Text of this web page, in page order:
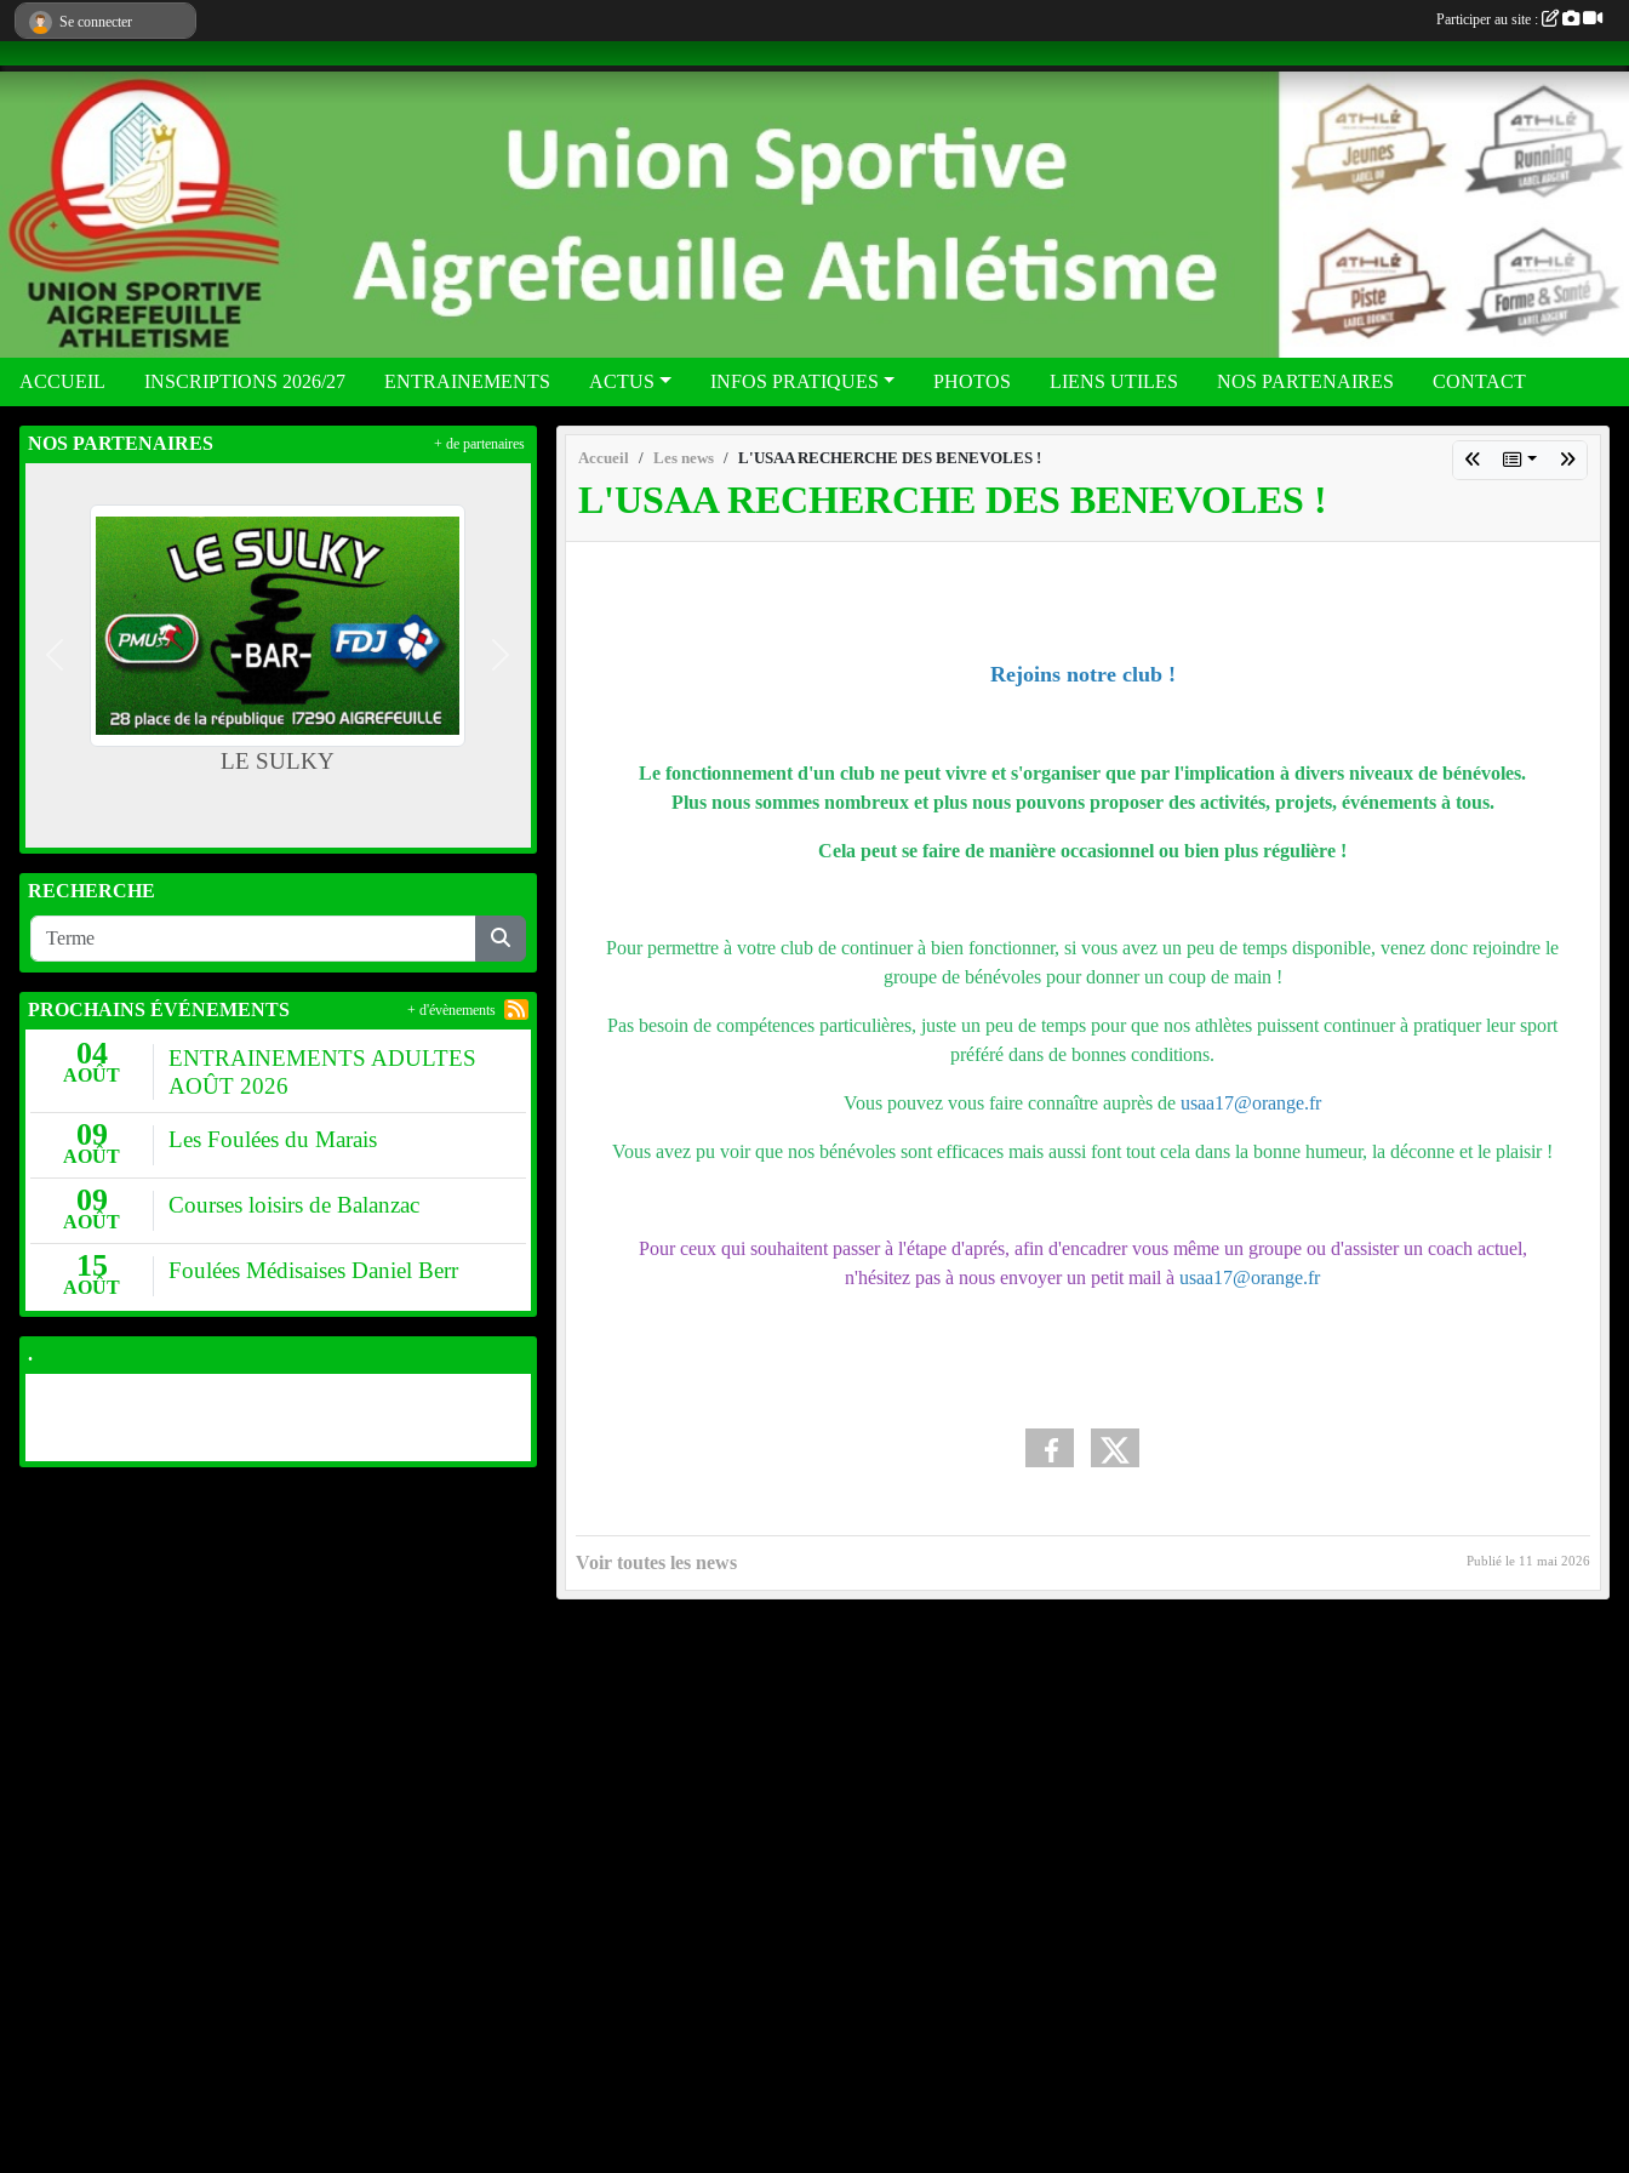
ACCUEIL INSCRIPTIONS 2026/27 ENTRAINEMENTS ACTUS INFOS PRATIQUES PHOTOS LIENS UTILES NOS PARTENAIRES CONTACT
Accueil Les news L'USAA RECHERCHE DES BENEVOLES !
L'USAA RECHERCHE DES BENEVOLES !
Rejoins notre club !
Le fonctionnement d'un club ne peut vivre et s'organiser que par l'implication à divers niveaux de bénévoles.
Plus nous sommes nombreux et plus nous pouvons proposer des activités, projets, événements à tous.
Cela peut se faire de manière occasionnel ou bien plus régulière !
Pour permettre à votre club de continuer à bien fonctionner, si vous avez un peu de temps disponible, venez donc rejoindre le
groupe de bénévoles pour donner un coup de main !
Pas besoin de compétences particulières, juste un peu de temps pour que nos athlètes puissent continuer à pratiquer leur sport
préféré dans de bonnes conditions.
Vous pouvez vous faire connaître auprès de usaa17@orange.fr
Vous avez pu voir que nos bénévoles sont efficaces mais aussi font tout cela dans la bonne humeur, la déconne et le plaisir !
Pour ceux qui souhaitent passer à l'étape d'aprés, afin d'encadrer vous même un groupe ou d'assister un coach actuel,
n'hésitez pas à nous envoyer un petit mail à usaa17@orange.fr
Voir toutes les news Publié le 11 mai 2026
NOS PARTENAIRES
LE SULKY
Précedent
+ de partenaires
RECHERCHE
PROCHAINS ÉVÉNEMENTS
04
AOÛT
ENTRAINEMENTS ADULTES
AOÛT 2026
09
AOÛT
Les Foulées du Marais
09
AOÛT
Courses loisirs de Balanzac
15
AOÛT
Foulées Médisaises Daniel Berr
+ d'évènements
.
Se connecter Participer au site :
Panneau de gestion des cookies